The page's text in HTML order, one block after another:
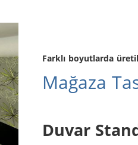
Farklı boyutlarda
Mağaza
Duvar